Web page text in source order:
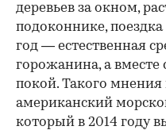
00:00 / 00:00
деревьев за окном,
подоконнике,
год — естественная
горожанина, а
покой. Такого
американский
который в 2014 году